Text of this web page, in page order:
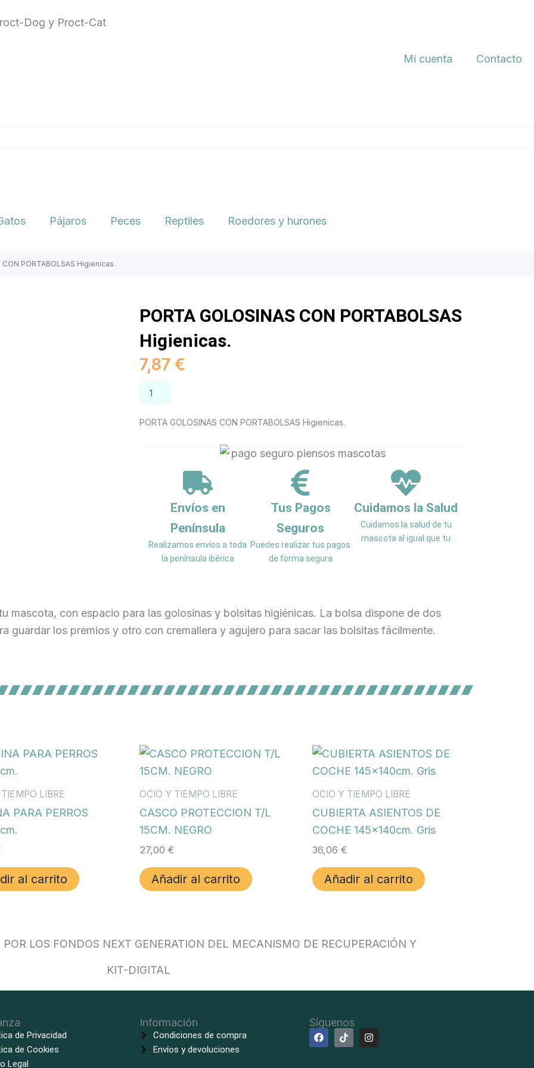
Dog y Proct-Cat
Mi cuenta Contacto
Pájaros Peces Reptiles Roedores y hurones
PORTABOLSAS Higienicas.
PORTA GOLOSINAS CON PORTABOLSAS
Higienicas.
7,87 €
GOLOSINAS
PORTABOLSAS
PORTA GOLOSINAS CON PORTABOLSAS Higienicas.
Envíos en
Península
Realizamos envíos a toda
la península ibérica
Tus Pagos
Seguros
Puedes realizar tus pagos
de forma segura
Cuidamos la Salud
Cuidamos la salud de tu
mascota al igual que tu
mascota, con espacio para las golosinas y bolsitas higiénicas. La bolsa dispone de dos
guardar los premios y otro con cremallera y agujero para sacar las bolsitas fácilmente.
LIBRE
PARA PERROS
al carrito
OCIO Y TIEMPO LIBRE
CASCO PROTECCION T/L
15CM. NEGRO
27,00 €
Añadir al carrito
OCIO Y TIEMPO LIBRE
CUBIERTA ASIENTOS DE
COCHE 145x140cm. Gris
36,06 €
Añadir al carrito
LOS FONDOS NEXT GENERATION DEL MECANISMO DE RECUPERACIÓN Y
de Privacidad
de Cookies
Legal
Información
Condiciones de compra
Envíos y devoluciones
Síguenos
F
a
T
i
I
n